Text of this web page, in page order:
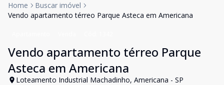
Home
Buscar imóvel
Vendo apartamento térreo Parque Asteca em Americana
Vendo apartamento térreo Parque
Asteca em Americana
Loteamento Industrial Machadinho, Americana - SP